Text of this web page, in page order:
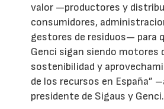
valor —productores y
consumidores,
gestores de residuos— para
Genci sigan siendo motores
sostenibilidad y
de los recursos en España”
presidente de Sigaus y Genci.